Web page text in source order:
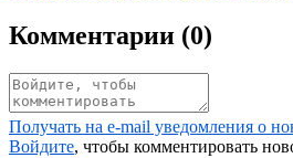
Комментарии (0)
Получать на e‑mail уведомления о
Войдите, чтобы комментировать